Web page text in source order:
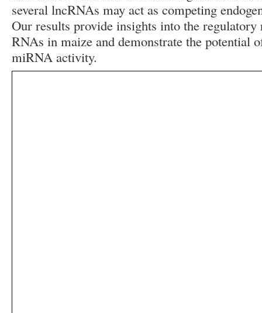
several lncRNAs may act as competing
Our results provide insights into the
RNAs in maize and demonstrate the potential
miRNA activity.